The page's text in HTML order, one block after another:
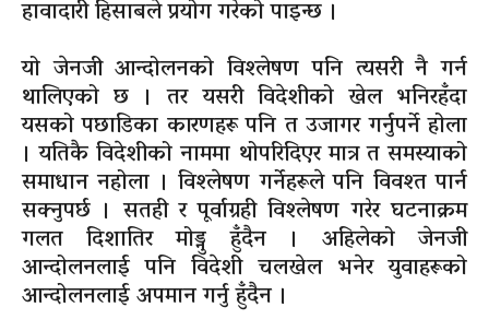
हावादारी हिसाबले प्रयोग गरेको पाइन्छ ।
यो जेनजी आन्दोलनको विश्लेषण पनि त्यसरी नै गर्न
थालिएको छ । तर यसरी विदेशीको खेल भनिरहँदा
यसको पछाडिका कारणहरू पनि त उजागर गर्नुपर्ने होला
। यतिकै विदेशीको नाममा थोपरिदिएर मात्र त समस्याको
समाधान नहोला । विश्लेषण गर्नेहरूले पनि विवश्त पार्न
सक्नुपर्छ । सतही र पूर्वाग्रही विश्लेषण गरेर घटनाक्रम
गलत दिशातिर मोड्नु हुँदैन । अहिलेको जेनजी
आन्दोलनलाई पनि विदेशी चलखेल भनेर युवाहरूको
आन्दोलनलाई अपमान गर्नु हुँदैन ।